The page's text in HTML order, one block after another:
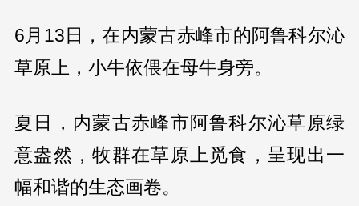
6月13日，在内蒙古赤峰市的阿鲁科尔沁
草原上，小牛依偎在母牛身旁。
夏日，内蒙古赤峰市阿鲁科尔沁草原绿
意盎然，牧群在草原上觅食，呈现出一
幅和谐的生态画卷。